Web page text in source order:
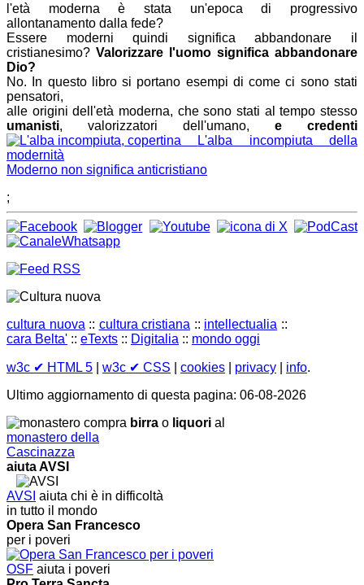
l'età moderna è stata un'epoca di progressivo
allontanamento dalla fede?
Essere moderni quindi significa abbandonare il
cristianesimo? Valorizzare l'uomo significa abbandonare
Dio?
No. In questo libro si portano esempi di come ci sono stati
pensatori,
alle origini dell'età moderna, che sono stati al tempo stesso
umanisti, valorizzatori dell'umano, e credenti
L'alba incompiuta della
modernità
Moderno non significa anticristiano
;
cultura nuova :: cultura cristiana :: intellectualia ::
cara Belta' :: eTexts :: Digitalia :: mondo oggi
w3c ✔ HTML 5 w3c ✔ CSS cookies privacy info.
Ultimo aggiornamento di questa pagina: 06-08-2026
compra birra o liquori al
monastero della
Cascinazza
aiuta AVSI
AVSI aiuta chi è in difficoltà
in tutto il mondo
Opera San Francesco
per i poveri
OSF aiuta i poveri